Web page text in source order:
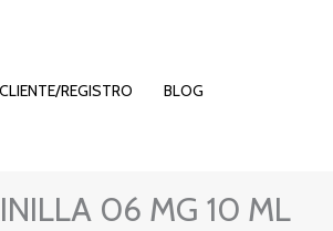
CLIENTE/REGISTRO BLOG
06 MG 10 ML